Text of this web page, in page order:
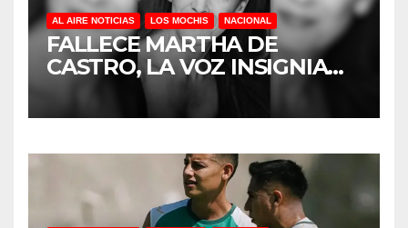
AL AIRE NOTICIAS LOS MOCHIS NACIONAL
FALLECE MARTHA DE
CASTRO, LA VOZ INSIGNIA
DE LA RADIO
CONTEMPORÁNEA EN LOS